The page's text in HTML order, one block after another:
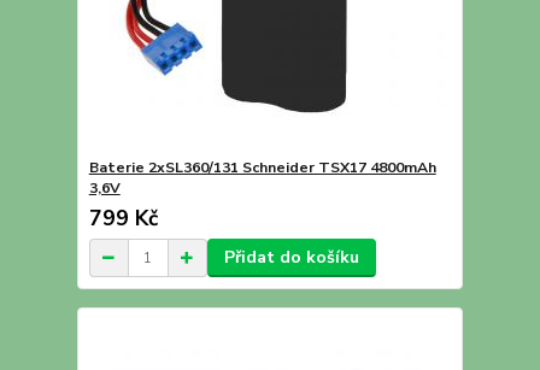
Baterie 2xSL360/131 Schneider TSX17 4800mAh
3,6V
799 Kč
Přidat do košíku